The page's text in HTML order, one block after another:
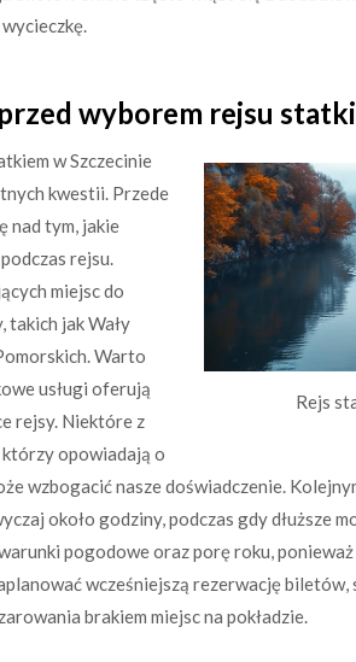
wyborem rejsu
Rejs
w Szczecinie
kwestii. Przede
nad tym, jakie
rejsu.
miejsc do
takich jak Wały
Warto
usługi oferują
rejsy. Niektóre z
opowiadają o
wzbogacić nasze doświadczenie.
około godziny, podczas gdy dłuższe
pogodowe oraz porę roku,
wcześniejszą rezerwację biletów,
brakiem miejsc na pokładzie.